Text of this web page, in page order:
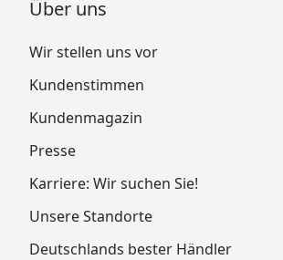
Über uns
Wir stellen uns vor
Kundenstimmen
Kundenmagazin
Presse
Karriere: Wir suchen Sie!
Unsere Standorte
Deutschlands bester Händler